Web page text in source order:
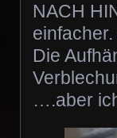
NACH
Die
….aber